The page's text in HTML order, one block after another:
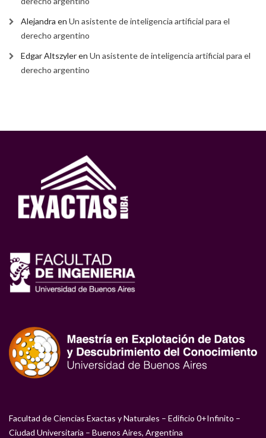
Alejandra en Un asistente de inteligencia artificial para el
derecho argentino
Edgar Altszyleren Un asistente de inteligencia artificial para el
derecho argentino
Facultad de Ciencias Exactas y Naturales – Edificio 0+Infinito –
Ciudad Universitaria – Buenos Aires, Argentina